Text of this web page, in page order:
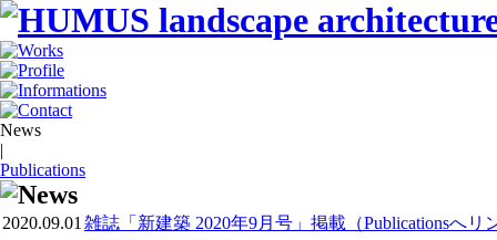
News
|
Publications
2020.09.01 雑誌「新建築 2020年9月号」掲載（Publicationsへリ